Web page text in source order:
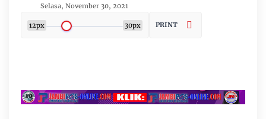
Selasa, November 30, 2021
12px 30px PRINT